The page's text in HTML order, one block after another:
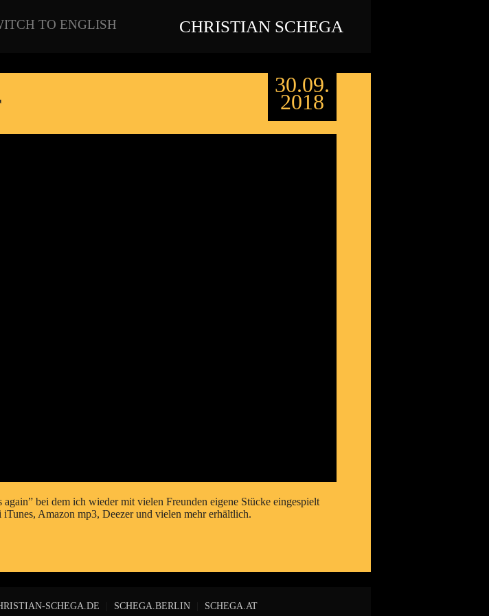
CHRISTIAN SCHEGA
30.09.
2018
bei dem ich wieder mit vielen Freunden eigene Stücke eingespielt
Amazon mp3, Deezer und vielen mehr erhältlich.
SCHEGA.DE SCHEGA.BERLIN SCHEGA.AT